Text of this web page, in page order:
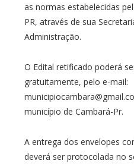
as normas estabelecidas
PR, através de sua
Administração.
O Edital retificado poderá
gratuitamente, pelo e-mail:
município de Cambará-Pr.
A entrega dos envelopes
deverá ser protocolada no